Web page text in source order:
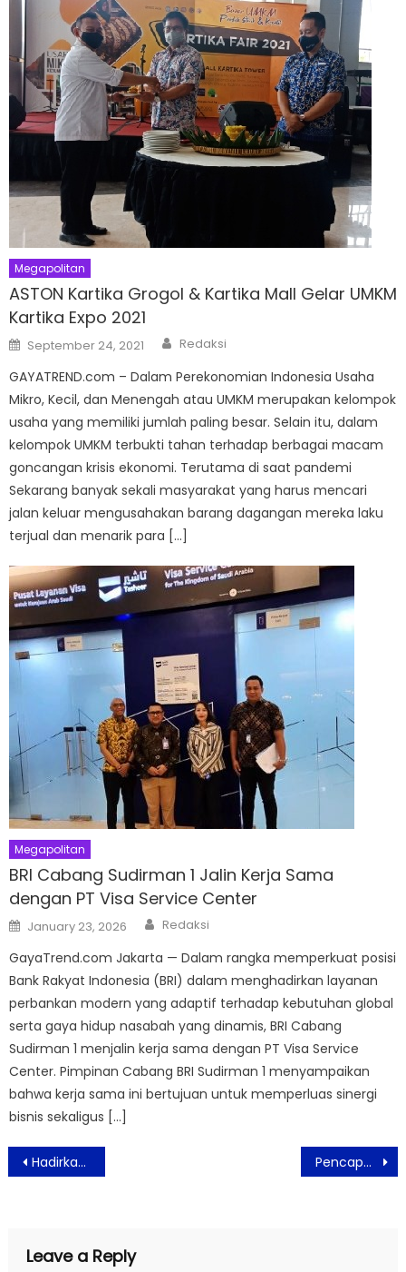
Megapolitan
ASTON Kartika Grogol & Kartika Mall Gelar UMKM
Kartika Expo 2021
Posted
on
September 24, 2021 Author
Redaksi
GAYATREND.com – Dalam Perekonomian Indonesia Usaha
Mikro, Kecil, dan Menengah atau UMKM merupakan kelompok
usaha yang memiliki jumlah paling besar. Selain itu, dalam
kelompok UMKM terbukti tahan terhadap berbagai macam
goncangan krisis ekonomi. Terutama di saat pandemi
Sekarang banyak sekali masyarakat yang harus mencari
jalan keluar mengusahakan barang dagangan mereka laku
terjual dan menarik para […]
Megapolitan
BRI Cabang Sudirman 1 Jalin Kerja Sama
dengan PT Visa Service Center
Posted
on
January 23, 2026 Author
Redaksi
GayaTrend.com Jakarta — Dalam rangka memperkuat posisi
Bank Rakyat Indonesia (BRI) dalam menghadirkan layanan
perbankan modern yang adaptif terhadap kebutuhan global
serta gaya hidup nasabah yang dinamis, BRI Cabang
Sudirman 1 menjalin kerja sama dengan PT Visa Service
Center. Pimpinan Cabang BRI Sudirman 1 menyampaikan
bahwa kerja sama ini bertujuan untuk memperluas sinergi
bisnis sekaligus […]
Post
navigation
Hadirkan Kembali Cakap Teacher Academy Batch 2, Berdayakan Ribuan Guru Indonesia dan Dunia Pencapaian Vaksinasi Pada Lansia Masih Jauh dari Harapan
Leave a Reply